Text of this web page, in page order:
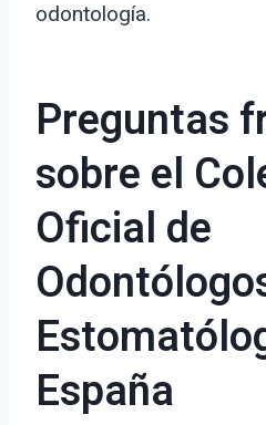
odontología.
Preguntas
sobre el
Oficial de
España